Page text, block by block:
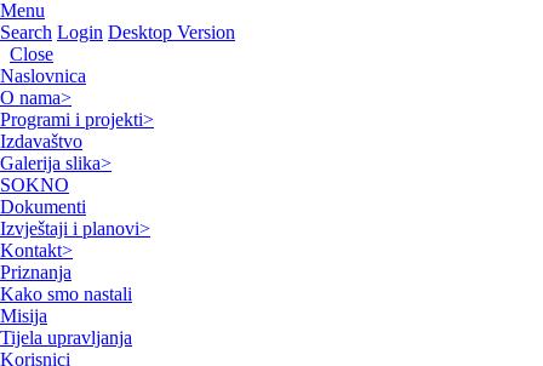
Menu
Search Login Desktop Version
Close
Naslovnica
O nama>
Programi i projekti>
Izdavaštvo
Galerija slika>
SOKNO
Dokumenti
Izvještaji i planovi>
Kontakt>
Priznanja
Kako smo nastali
Misija
Tijela upravljanja
Korisnici